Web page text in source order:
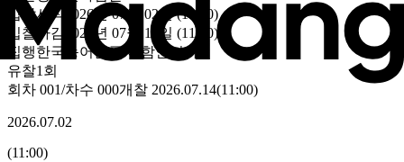
입찰시작
2026년 07월 02일 (11:00)
입찰마감
2026년 07월 13일 (11:00)
집행한국농어촌공사 함안지사
유찰1회
회차 001/차수 000개찰 2026.07.14(11:00)
2026.07.02
(11:00)